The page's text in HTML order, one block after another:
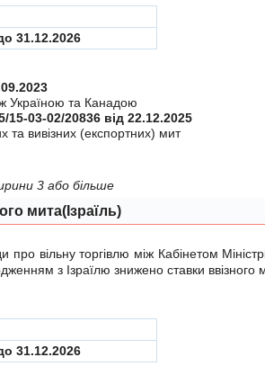
31.12.2026
від 22.09.2023
Україною та Канадою
03-02/20836 від 22.12.2025
та вивiзних (експортних) мит
3 або більше
мита(Ізраїль)
про вiльну торгiвлю мiж Кабінетом
з Ізраїлю знижено ставки ввізного
31.12.2026